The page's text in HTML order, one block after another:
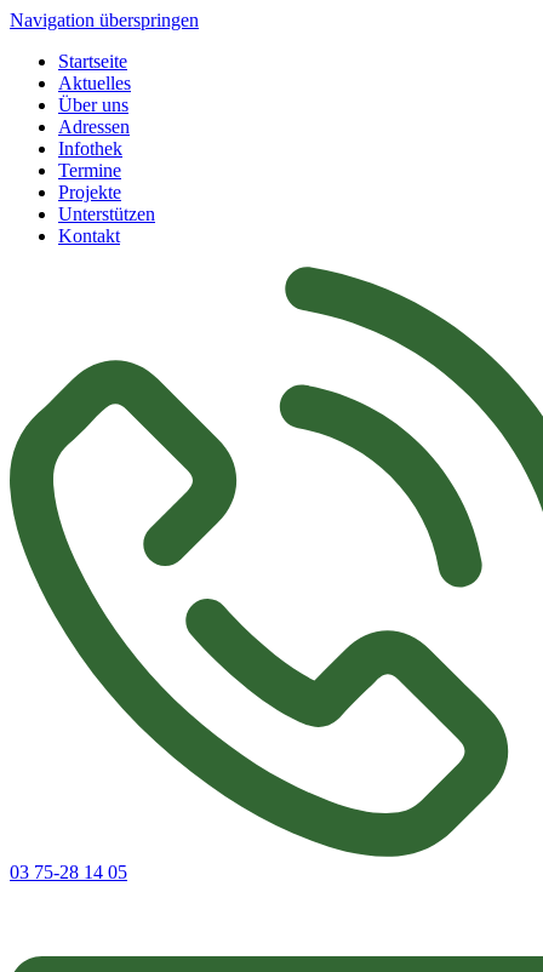
Navigation überspringen
Startseite
Aktuelles
Über uns
Adressen
Infothek
Termine
Projekte
Unterstützen
Kontakt
03 75-28 14 05